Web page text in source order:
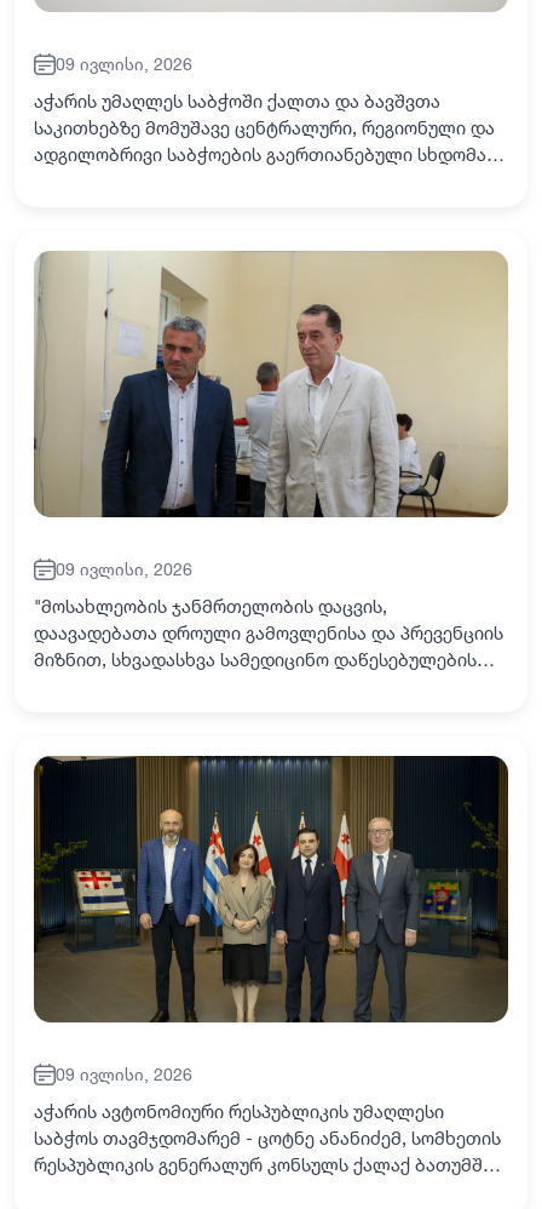
09 ივლისი, 2026
აჭარის უმაღლეს საბჭოში ქალთა და ბავშვთა
საკითხებზე მომუშავე ცენტრალური, რეგიონული და
ადგილობრივი საბჭოების გაერთიანებული სხდომა
09 ივლისი, 2026
"მოსახლეობის ჯანმრთელობის დაცვის,
დაავადებათა დროული გამოვლენისა და პრევენციის
მიზნით, სხვადასხვა სამედიცინო დაწესებულების
09 ივლისი, 2026
აჭარის ავტონომიური რესპუბლიკის უმაღლესი
საბჭოს თავმჯდომარემ - ცოტნე ანანიძემ, სომხეთის
რესპუბლიკის გენერალურ კონსულს ქალაქ ბათუმში -